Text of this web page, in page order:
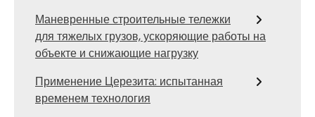
Маневренные строительные тележки
для тяжелых грузов, ускоряющие работы на
объекте и снижающие нагрузку
Применение Церезита: испытанная
временем технология